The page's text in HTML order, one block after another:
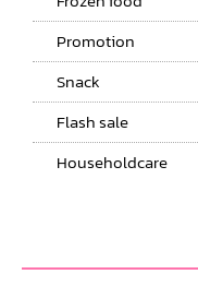
Promotion
Snack
Flash sale
Householdcare